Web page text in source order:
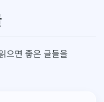
으면 좋은 글들을